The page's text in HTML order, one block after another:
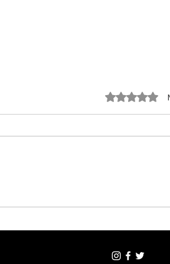
sarde, un must che
Valutazione